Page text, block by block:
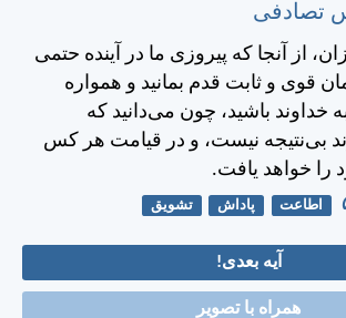
تصادفی
از آنجا كه پيروزی ما در آينده حتمی
قوی و ثابت قدم بمانيد و همواره
باشيد، چون می‌دانيد كه
بی‌نتيجه نيست، و در قيامت هر کس
را خواهد يافت.
اطاعت پاداش تشویق
آیه بعدی!
همراه با تصویر